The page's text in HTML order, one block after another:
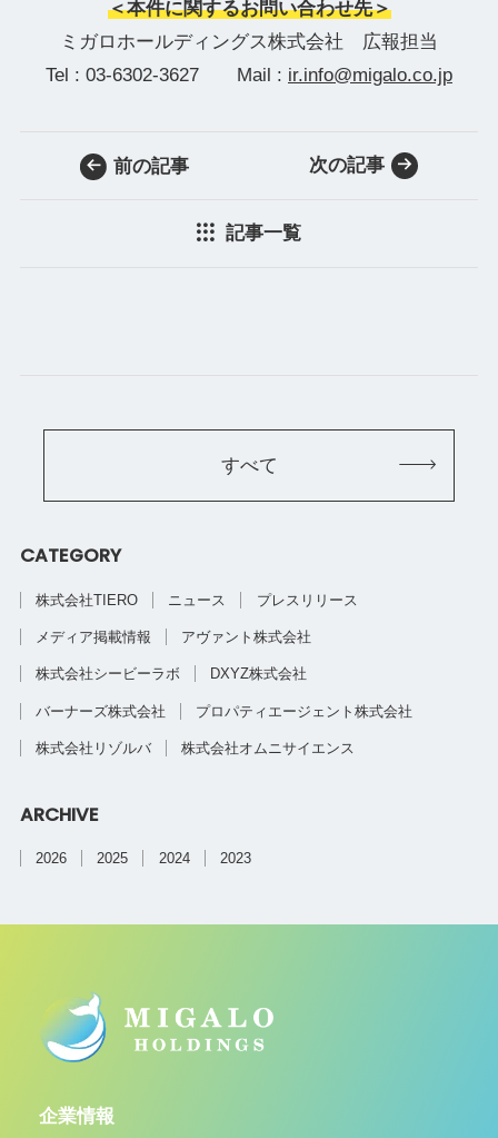
＜本件に関するお問い合わせ先＞
ミガロホールディングス株式会社 広報担当
Tel : 03-6302-3627 Mail : ir.info@migalo.co.jp
前の記事
記事一覧
次の記事
すべて
CATEGORY
株式会社TIERO ニュース プレスリリース
メディア掲載情報 アヴァント株式会社
株式会社シービーラボ DXYZ株式会社
バーナーズ株式会社 プロパティエージェント株式会社
株式会社リゾルバ 株式会社オムニサイエンス
ARCHIVE
2026 2025 2024 2023
企業情報